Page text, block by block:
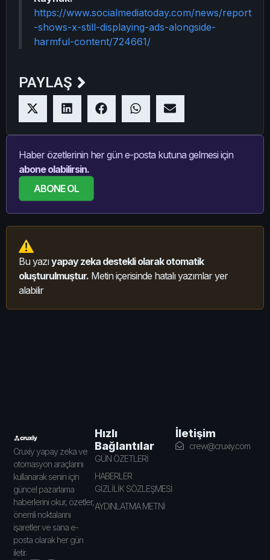
https://www.socialmediatoday.com/news/report
-shows-x-still-displaying-ads-alongside-
harmful-content/724661/
PAYLAŞ
Haber özetlerinin her gün e-posta kutuna gelmesi için
abone olabilirsin.
ABONE OL
Bu yazıyapay zeka destekli olarak otomatik
oluşturulmuştur. Metin içerisinde hatalı yazımlar yer
alabilir
Cruxiy yapay zeka ve
otomasyon araçlarını
kullanarak senin için
güncel pazarlama
haberlerini okur, özetler,
önemli noktalarını
işaretler ve sana e-
posta olarak her gün
iletir.
Hızlı
Bağlantılar
GÜN ÖZETLERİ
HABERLER
GİZLİLİK SÖZLEŞMESİ
AYDINLATMA METNİ
İletişim
crew@cruxiy.com